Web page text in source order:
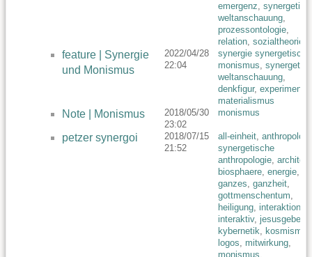
emergenz, synergetik
weltanschauung,
prozessontologie,
relation, sozialtheorie
feature | Synergie
und Monismus
2022/04/28
22:04
synergie synergetisch
monismus, synergetik
weltanschauung,
denkfigur, experiment
materialismus
Note | Monismus
2018/05/30
23:02
monismus
petzer synergoi
2018/07/15
21:52
all-einheit,
synergetische
anthropologie,
biosphaere, energie,
ganzes, ganzheit,
gottmenschentum,
heiligung, interaktion
interaktiv, jesusgebet
kybernetik, kosmismus
logos, mitwirkung,
monismus,